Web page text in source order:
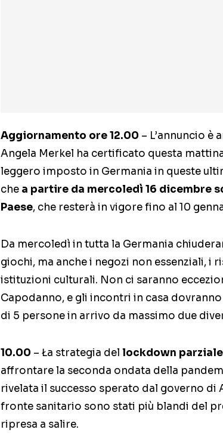
Aggiornamento ore 12.00 – L’annuncio è
Angela Merkel ha certificato questa
leggero imposto in Germania in queste
che a partire da mercoledì 16 dicembre
Paese, che resterà in vigore fino al 10
Da mercoledì in tutta la Germania
giochi, ma anche i negozi non essenziali, i
istituzioni culturali. Non ci saranno
Capodanno, e gli incontri in casa
di 5 persone in arrivo da massimo due
10.00 – Ła strategia del lockdown
affrontare la seconda ondata della
rivelata il successo sperato dal governo di
fronte sanitario sono stati più blandi del
ripresa a salire.